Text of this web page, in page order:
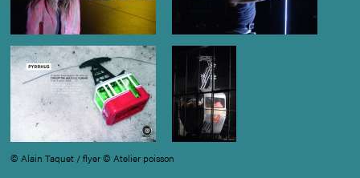
© Alain Taquet / flyer © Atelier poisson